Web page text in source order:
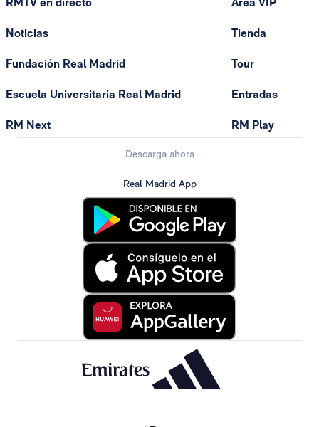
Noticias
Fundación Real Madrid
Escuela Universitaria Real Madrid
RM Next
Tienda
Tour
Entradas
RM Play
Descarga ahora
Real Madrid App